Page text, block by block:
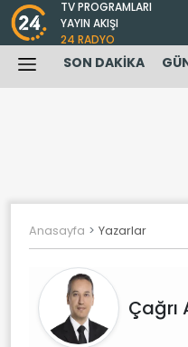
TV PROGRAMLARI
YAYIN AKIŞI
24 RADYO
SON DAKİKA
Anasayfa Yazarlar
Çağrı